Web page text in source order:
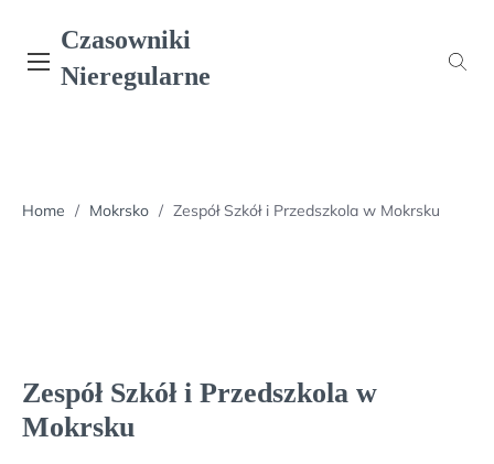
content
Czasowniki
Nieregularne
Home / Mokrsko / Zespół Szkół i Przedszkola w Mokrsku
Zespół Szkół i Przedszkola w
Mokrsku